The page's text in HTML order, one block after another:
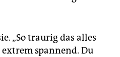
„So traurig das alles
spannend. Du